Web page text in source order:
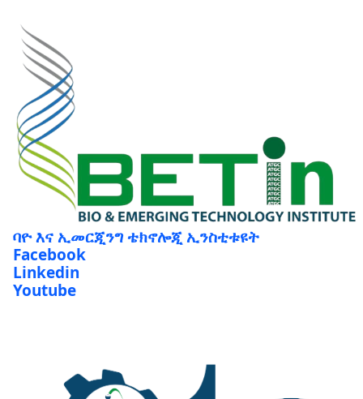
ባዮ እና ኢመርጂንግ ቴክኖሎጂ ኢንስቲቱዩት
Facebook
Linkedin
Youtube